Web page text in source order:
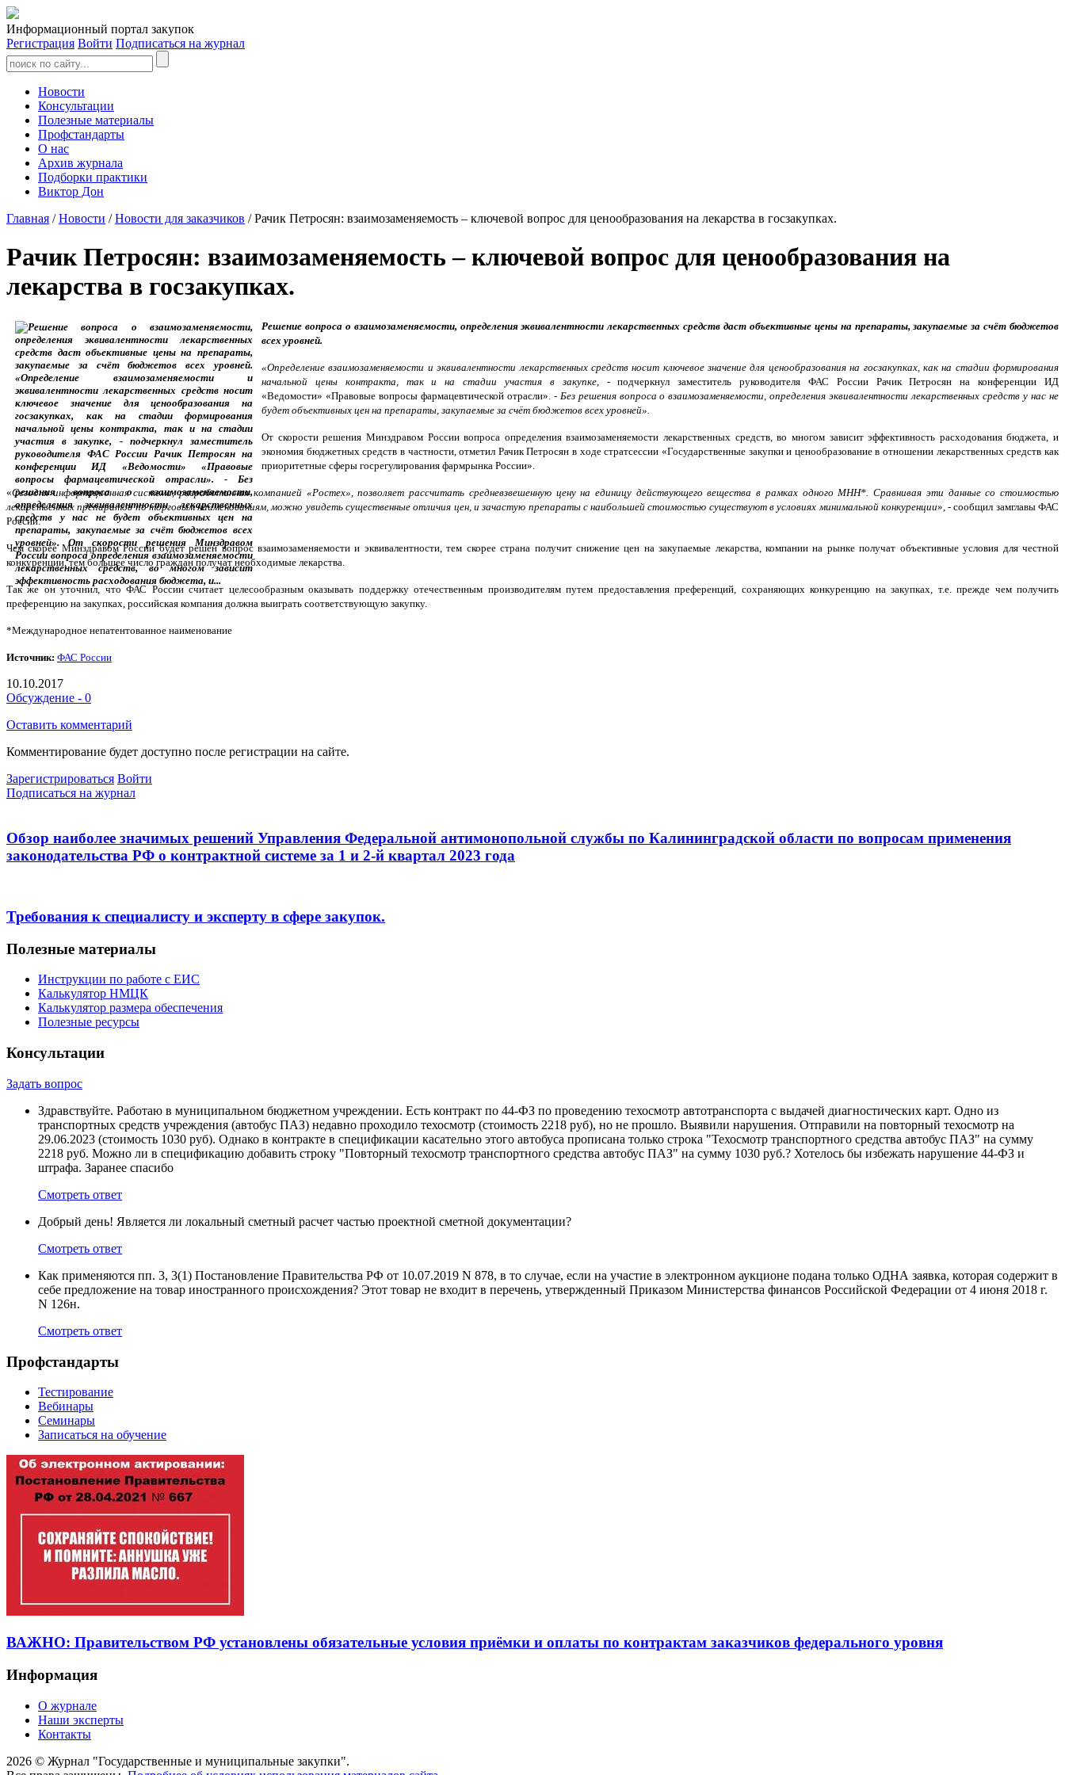
Информационный портал закупок
Регистрация Войти Подписаться на журнал
Новости
Консультации
Полезные материалы
Профстандарты
О нас
Архив журнала
Подборки практики
Виктор Дон
Главная /Новости /Новости для заказчиков / Рачик Петросян: взаимозаменяемость – ключевой вопрос для ценообразования на лекарства в госзакупках.
Рачик Петросян: взаимозаменяемость – ключевой вопрос для ценообразования на
лекарства в госзакупках.
Решение вопроса о взаимозаменяемости, определения эквивалентности лекарственных средств даст объективные цены на препараты, закупаемые за счёт бюджетов
всех уровней.
«Определение взаимозаменяемости и эквивалентности лекарственных средств носит ключевое значение для ценообразования на госзакупках, как на стадии формирования
начальной цены контракта, так и на стадии участия в закупке,
- подчеркнул заместитель руководителя ФАС России Рачик Петросян на конференции ИД
«Ведомости» «Правовые вопросы фармацевтической отрасли». - Без решения вопроса о взаимозаменяемости, определения эквивалентности лекарственных средств у нас не
будет объективных цен на препараты, закупаемые за счёт бюджетов всех уровней».
От скорости решения Минздравом России вопроса определения взаимозаменяемости лекарственных средств, во многом зависит эффективность расходования бюджета, и
экономия бюджетных средств в частности, отметил Рачик Петросян в ходе стратсессии «Государственные закупки и ценообразование в отношении лекарственных средств как
приоритетные сферы госрегулирования фармрынка России».
«Сегодня информационная система, разработанная компанией «Ростех», позволяет рассчитать средневзвешенную цену на единицу действующего вещества в рамках одного МНН*. Сравнивая эти данные со стоимостью
лекарственных препаратов по торговым наименованиям, можно увидеть существенные отличия цен, и зачастую препараты с наибольшей стоимостью существуют в условиях минимальной конкуренции», - сообщил замглавы ФАС
России.
Чем скорее Минздравом России будет решен вопрос взаимозаменяемости и эквивалентности, тем скорее страна получит снижение цен на закупаемые лекарства, компании на рынке получат объективные условия для честной
конкуренции, тем большее число граждан получат необходимые лекарства.
Так же он уточнил, что ФАС России считает целесообразным оказывать поддержку отечественным производителям путем предоставления преференций, сохраняющих конкуренцию на закупках, т.е. прежде чем получить
преференцию на закупках, российская компания должна выиграть соответствующую закупку.
*Международное непатентованное наименование
Источник: ФАС России
10.10.2017
Обсуждение - 0
Оставить комментарий
Комментирование будет доступно после регистрации на сайте.
Зарегистрироваться Войти
Подписаться на журнал
Обзор наиболее значимых решений Управления Федеральной антимонопольной службы по Калининградской области по вопросам применения
законодательства РФ о контрактной системе за 1 и 2-й квартал 2023 года
Требования к специалисту и эксперту в сфере закупок.
Полезные материалы
Инструкции по работе с ЕИС
Калькулятор НМЦК
Калькулятор размера обеспечения
Полезные ресурсы
Консультации
Задать вопрос
Здравствуйте. Работаю в муниципальном бюджетном учреждении. Есть контракт по 44-ФЗ по проведению техосмотр автотранспорта с выдачей диагностических карт. Одно из
транспортных средств учреждения (автобус ПАЗ) недавно проходило техосмотр (стоимость 2218 руб), но не прошло. Выявили нарушения. Отправили на повторный техосмотр на
29.06.2023 (стоимость 1030 руб). Однако в контракте в спецификации касательно этого автобуса прописана только строка "Техосмотр транспортного средства автобус ПАЗ" на сумму
2218 руб. Можно ли в спецификацию добавить строку "Повторный техосмотр транспортного средства автобус ПАЗ" на сумму 1030 руб.? Хотелось бы избежать нарушение 44-ФЗ и
штрафа. Заранее спасибо
Смотреть ответ
Добрый день! Является ли локальный сметный расчет частью проектной сметной документации?
Смотреть ответ
Как применяются пп. 3, 3(1) Постановление Правительства РФ от 10.07.2019 N 878, в то случае, если на участие в электронном аукционе подана только ОДНА заявка, которая содержит в
себе предложение на товар иностранного происхождения? Этот товар не входит в перечень, утвержденный Приказом Министерства финансов Российской Федерации от 4 июня 2018 г.
N 126н.
Смотреть ответ
Профстандарты
Тестирование
Вебинары
Семинары
Записаться на обучение
ВАЖНО: Правительством РФ установлены обязательные условия приёмки и оплаты по контрактам заказчиков федерального уровня
Информация
О журнале
Наши эксперты
Контакты
2026 © Журнал "Государственные и муниципальные закупки".